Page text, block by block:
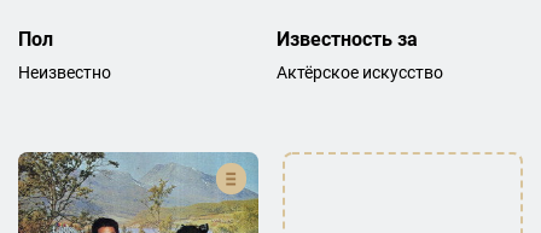
Пол
Неизвестно
Известность за
Актёрское искусство